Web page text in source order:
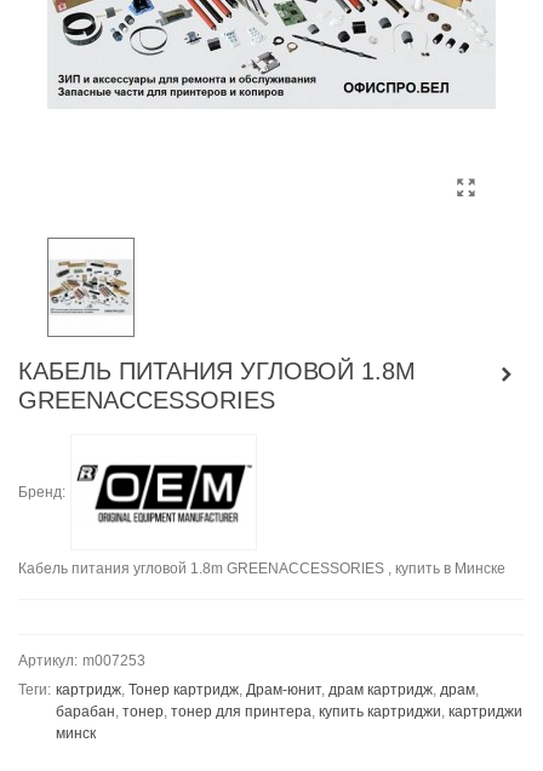
КАБЕЛЬ ПИТАНИЯ УГЛОВОЙ 1.8M
GREENACCESSORIES
Бренд:
Кабель питания угловой 1.8m GREENACCESSORIES , купить в Минске
Артикул: m007253
Теги: картридж, Тонер картридж, Драм-юнит, драм картридж, драм,
барабан, тонер, тонер для принтера, купить картриджи, картриджи
минск